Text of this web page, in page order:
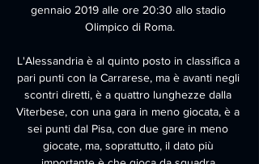
gennaio 2019 alle ore 20:30 allo stadio
Olimpico di Roma.
L'Alessandria è al quinto posto in classifica a
pari punti con la Carrarese, ma è avanti negli
scontri diretti, è a quattro lunghezze dalla
Viterbese, con una gara in meno giocata, è a
sei punti dal Pisa, con due gare in meno
giocate, ma, soprattutto, il dato più